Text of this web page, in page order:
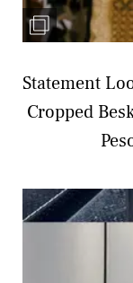
Statement
Cropped